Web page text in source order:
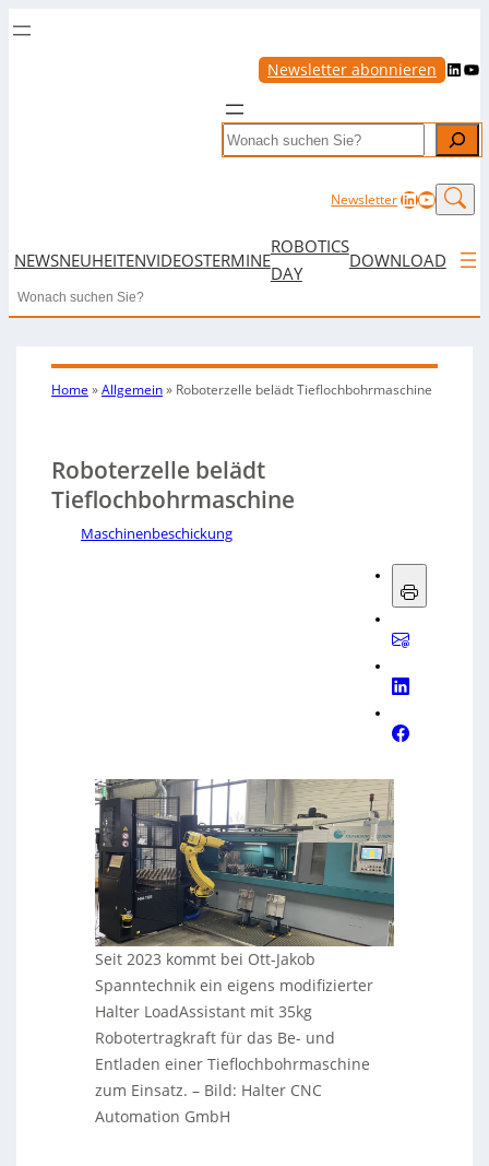
Newsletter abonnieren LinkedIn YouTube
Search
NewsletterLinkedIn
NEWSNEUHEITENVIDEOSTERMINE
ROBOTICS
DAY
DOWNLOAD
Search
Home »Allgemein» Roboterzelle belädt Tieflochbohrmaschine
Roboterzelle belädt
Tieflochbohrmaschine
Maschinenbeschickung
Seit 2023 kommt bei Ott-Jakob
Spanntechnik ein eigens modifizierter
Halter LoadAssistant mit 35kg
Robotertragkraft für das Be- und
Entladen einer Tieflochbohrmaschine
zum Einsatz. – Bild: Halter CNC
Automation GmbH